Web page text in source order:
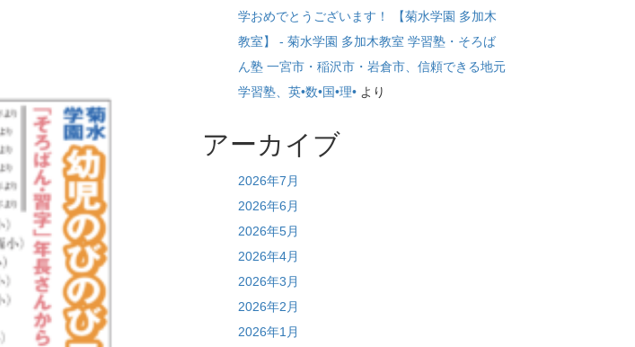
学おめでとうございます！ 【菊水学園 多加木
教室】 - 菊水学園 多加木教室 学習塾・そろば
ん塾 一宮市・稲沢市・岩倉市、信頼できる地元
学習塾、英•数•国•理• より
アーカイブ
2026年7月
2026年6月
2026年5月
2026年4月
2026年3月
2026年2月
2026年1月